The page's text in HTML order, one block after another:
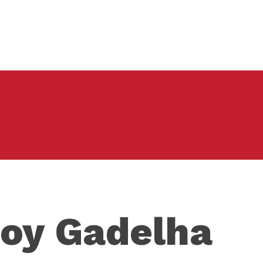
Gadelha